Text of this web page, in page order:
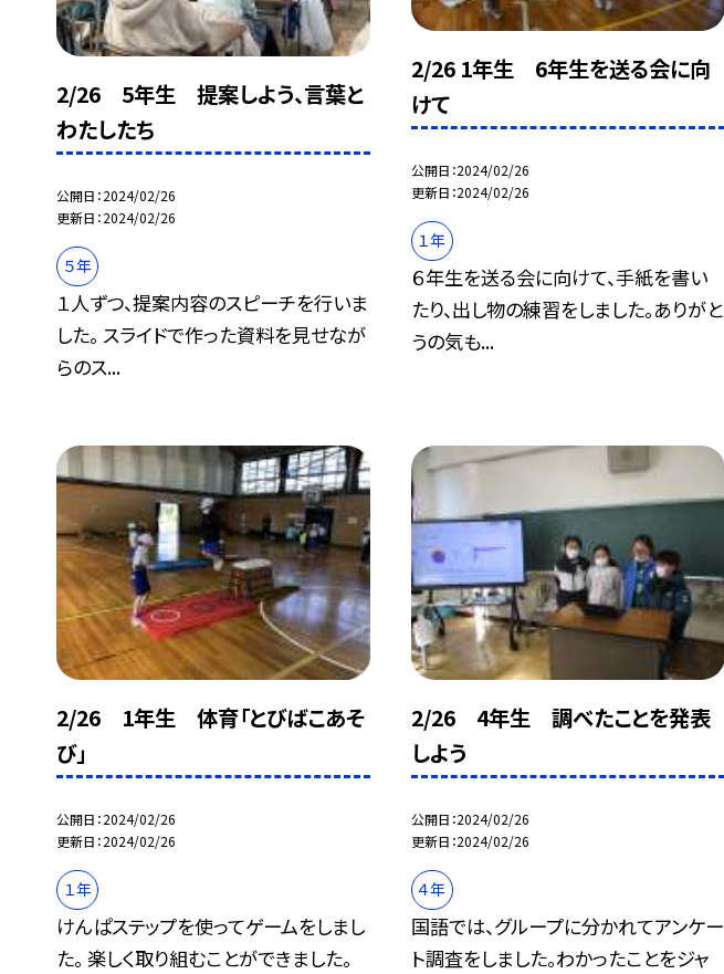
2/26 5年生 提案しよう、言葉と
わたしたち
公開日 2024/02/26
更新日 2024/02/26
５年
１人ずつ、提案内容のスピーチを行いま
した。 スライドで作った資料を見せなが
らのス...
2/26 1年生 6年生を送る会に向
けて
公開日 2024/02/26
更新日 2024/02/26
１年
６年生を送る会に向けて、手紙を書い
たり、出し物の練習をしました。ありがと
うの気も...
2/26 1年生 体育「とびばこあそ
び」
公開日 2024/02/26
更新日 2024/02/26
１年
けんぱステップを使ってゲームをしまし
た。 楽しく取り組むことができました。
2/26 4年生 調べたことを発表
しよう
公開日 2024/02/26
更新日 2024/02/26
４年
国語では、グループに分かれてアンケー
ト調査をしました。わかったことをジャ